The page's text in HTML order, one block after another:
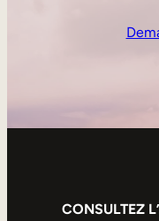
CONSULTEZ